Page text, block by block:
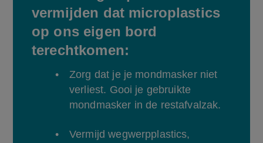
vermijden dat microplastics
op ons eigen bord
terechtkomen:
Zorg dat je je mondmasker niet
verliest. Gooi je gebruikte
mondmasker in de restafvalzak.
Vermijd wegwerpplastics,